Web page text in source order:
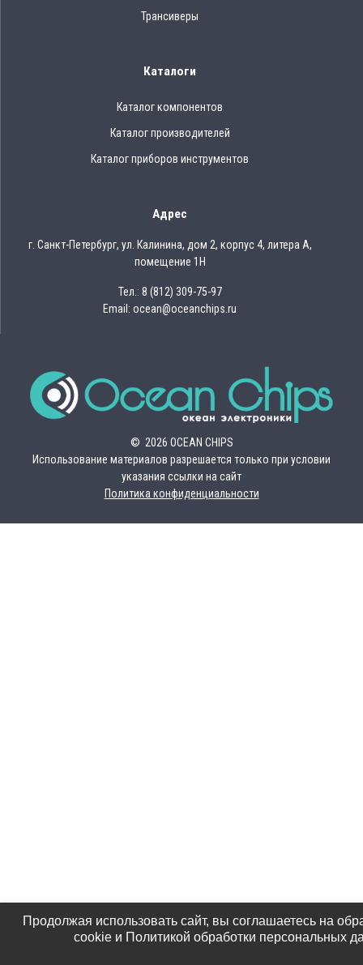
Трансиверы
Каталоги
Каталог компонентов
Каталог производителей
Каталог приборов инструментов
Адрес
г. Санкт-Петербург, ул. Калинина, дом 2, корпус 4, литера А,
помещение 1Н
Тел.: 8 (812) 309-75-97
Email: ocean@oceanchips.ru
© 2026 OCEAN CHIPS
Использование материалов разрешается только при условии
указания ссылки на сайт
Политика конфиденциальности
Продолжая использовать сайт, вы соглашаетесь на
cookie и Политикой обработки персональных